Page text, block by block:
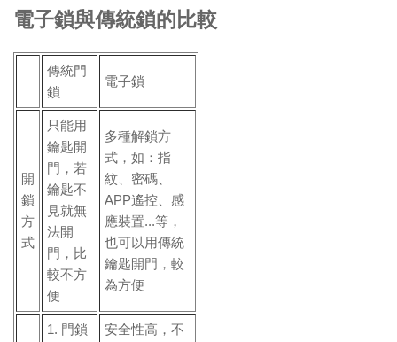
電子鎖與傳統鎖的比較
傳統門
鎖
電子鎖
開
鎖
方
式
只能用
鑰匙開
門，若
鑰匙不
見就無
法開
門，比
較不方
便
多種解鎖方
式，如：指
紋、密碼、
APP遙控、感
應裝置...等，
也可以用傳統
鑰匙開門，較
為方便
1. 門鎖
安全性高，不